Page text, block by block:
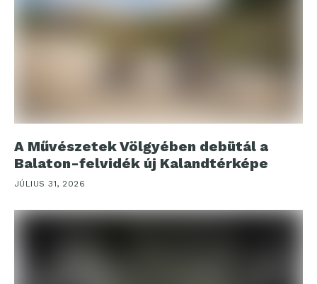
A Művészetek Völgyében debütál a
Balaton-felvidék új Kalandtérképe
JÚLIUS 31, 2026